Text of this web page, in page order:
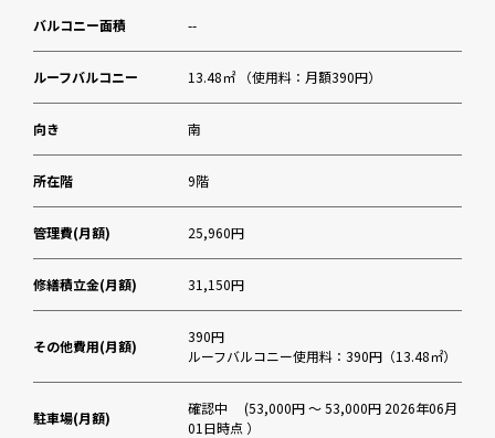
バルコニー面積 --
ルーフバルコニー 13.48㎡ （使用料：月額390円）
向き 南
所在階 9階
管理費(月額) 25,960円
修繕積立金(月額) 31,150円
その他費用(月額)
390円
ルーフバルコニー使用料：390円（13.48㎡）
駐車場(月額)
確認中 (53,000円 ～ 53,000円 2026年06月
01日時点 ）